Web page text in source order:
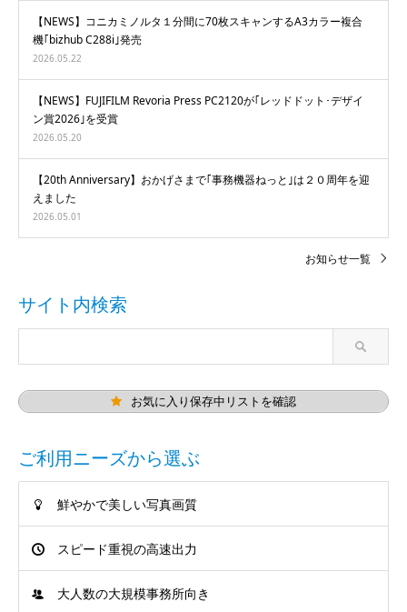
【NEWS】コニカミノルタ１分間に70枚スキャンするA3カラー複合
機｢bizhub C288i｣発売
2026.05.22
【NEWS】FUJIFILM Revoria Press PC2120が｢レッドドット･デザイ
ン賞2026｣を受賞
2026.05.20
【20th Anniversary】おかげさまで｢事務機器ねっと｣は２０周年を迎
えました
2026.05.01
お知らせ一覧
サイト内検索
お気に入り保存中リストを確認
ご利用ニーズから選ぶ
鮮やかで美しい写真画質
スピード重視の高速出力
大人数の大規模事務所向き